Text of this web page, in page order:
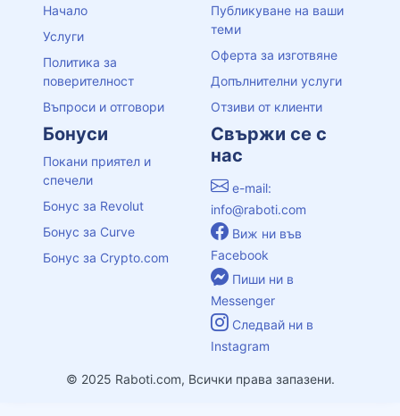
Начало
Услуги
Политика за
поверителност
Въпроси и отговори
Публикуване на ваши
теми
Оферта за изготвяне
Допълнителни услуги
Отзиви от клиенти
Бонуси
Покани приятел и
спечели
Бонус за Revolut
Бонус за Curve
Бонус за Crypto.com
Свържи се с
нас
e-mail:
info@raboti.com
Виж ни във
Facebook
Пиши ни в
Messenger
Следвай ни в
Instagram
© 2025 Raboti.com, Всички права запазени.